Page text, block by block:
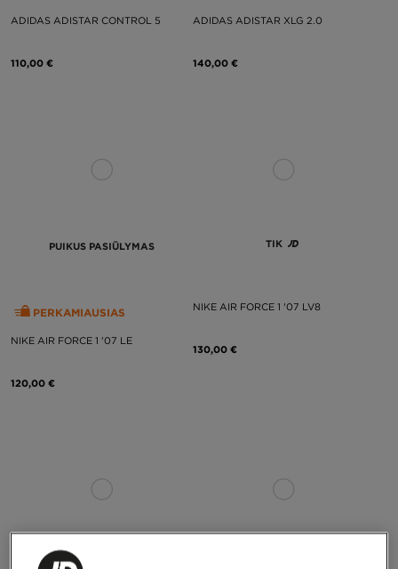
ADIDAS ADISTAR CONTROL 5
110,00 €
ADIDAS ADISTAR XLG 2.0
140,00 €
PUIKUS PASIŪLYMAS
PERKAMIAUSIAS
NIKE AIR FORCE 1 '07 LE
120,00 €
TIK
NIKE AIR FORCE 1 '07 LV8
130,00 €